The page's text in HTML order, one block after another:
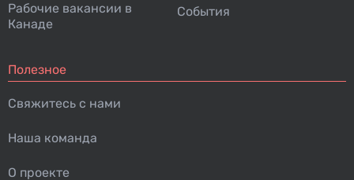
Рабочие вакансии в
Канаде
События
Полезное
Свяжитесь с нами
Наша команда
О проекте